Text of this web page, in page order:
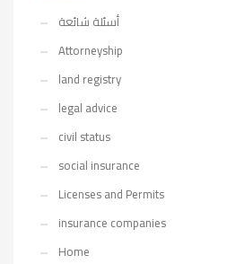
أسئلة شائعة
Attorneyship
land registry
legal advice
civil status
social insurance
Licenses and Permits
insurance companies
Home